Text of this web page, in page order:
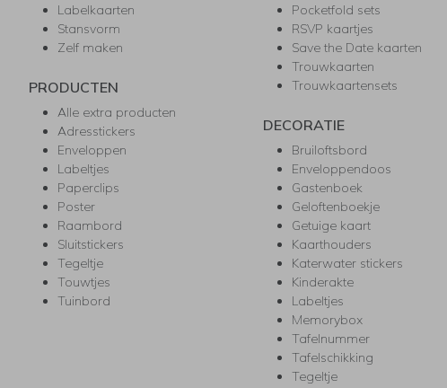
Labelkaarten
Stansvorm
Zelf maken
PRODUCTEN
Alle extra producten
Adresstickers
Enveloppen
Labeltjes
Paperclips
Poster
Raambord
Sluitstickers
Tegeltje
Touwtjes
Tuinbord
Pocketfold sets
RSVP kaartjes
Save the Date kaarten
Trouwkaarten
Trouwkaartensets
DECORATIE
Bruiloftsbord
Enveloppendoos
Gastenboek
Geloftenboekje
Getuige kaart
Kaarthouders
Katerwater stickers
Kinderakte
Labeltjes
Memorybox
Tafelnummer
Tafelschikking
Tegeltje